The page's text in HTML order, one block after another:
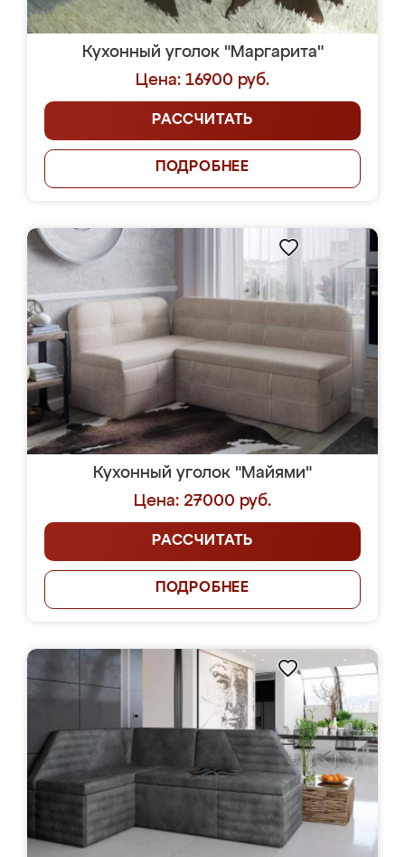
Кухонный уголок "Маргарита"
Цена: 16900 руб.
РАССЧИТАТЬ
ПОДРОБНЕЕ
Кухонный уголок "Майями"
Цена: 27000 руб.
РАССЧИТАТЬ
ПОДРОБНЕЕ